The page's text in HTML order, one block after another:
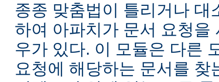
종종 맞춤법이 틀리거나 대
하여 아파치가 문서 요청을
우가 있다. 이 모듈은 다른
요청에 해당하는 문서를 찾